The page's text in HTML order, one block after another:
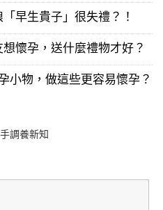
早生貴子」很失禮？！
懷孕，送什麼禮物才好？
小物，做這些更容易懷孕？
調養新知